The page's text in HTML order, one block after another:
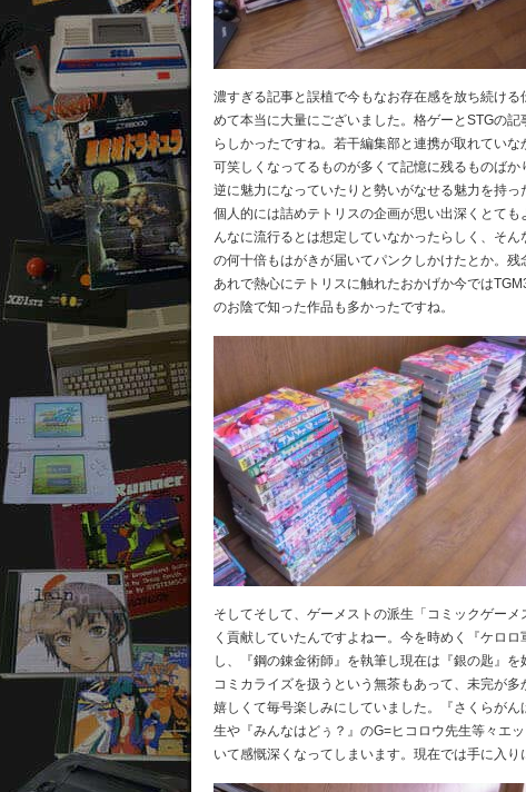
濃すぎる記事と誤植で今もなお存在感を放ち続け
めて本当に大量にございました。格ゲーとSTGの
らしかったですね。若干編集部と連携が取れてい
可笑しくなってるものが多くて記憶に残るものば
逆に魅力になっていたりと勢いがなせる魅力を持っ
個人的には詰めテトリスの企画が思い出深くとて
んなに流行るとは想定していなかったらしく、そ
の何十倍もはがきが届いてパンクしかけたとか。
あれで熱心にテトリスに触れたおかげか今では
のお陰で知った作品も多かったですね。
そしてそして、ゲーメストの派生「コミックゲー
く貢献していたんですよねー。今を時めく『ケロ
し、『鋼の錬金術師』を執筆し現在は『銀の匙』
コミカライズを扱うという無茶もあって、未完が
嬉しくて毎号楽しみにしていました。『さくらが
生や『みんなはどぅ？』のG=ヒコロウ先生等々エ
いて感慨深くなってしまいます。現在では手に入